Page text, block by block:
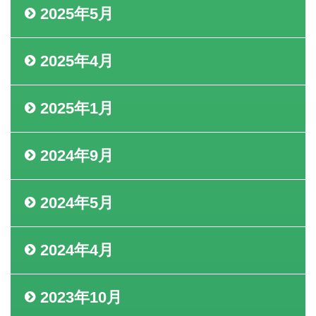
2025年5月
2025年4月
2025年1月
2024年9月
2024年5月
2024年4月
2023年10月